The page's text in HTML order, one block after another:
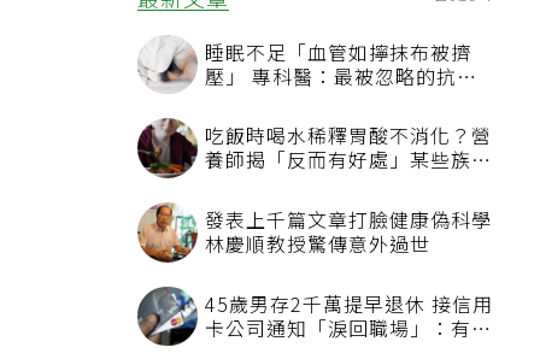
最新文章 看更多
睡眠不足「血管如擰抹布被擠
壓」 專科醫：最被忽略的抗老
吃飯時喝水稀釋胃酸不消化？營
養師揭「反而有好處」某些族群
發表上千篇文章打臉健康偽科學
林慶順教授驚傳意外過世
45歲男存2千萬提早退休 接信用
卡公司通知「淚回職場」：有錢